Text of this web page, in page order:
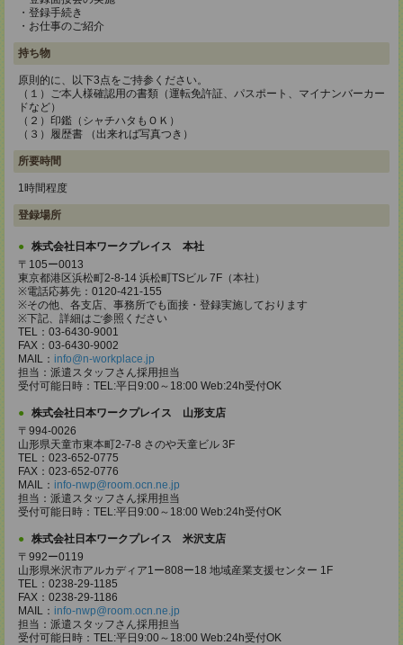
・登録手続き
・お仕事のご紹介
持ち物
原則的に、以下3点をご持参ください。
（１）ご本人様確認用の書類（運転免許証、パスポート、マイナンバーカー
ドなど）
（２）印鑑（シャチハタもＯＫ）
（３）履歴書 （出来れば写真つき）
所要時間
1時間程度
登録場所
株式会社日本ワークプレイス 本社
〒105ー0013
東京都港区浜松町2-8-14 浜松町TSビル 7F（本社）
※電話応募先：0120-421-155
※その他、各支店、事務所でも面接・登録実施しております
※下記、詳細はご参照ください
TEL：03-6430-9001
FAX：03-6430-9002
MAIL： info@n-workplace.jp
担当：派遣スタッフさん採用担当
受付可能日時：TEL:平日9:00～18:00 Web:24h受付OK
株式会社日本ワークプレイス 山形支店
〒994-0026
山形県天童市東本町2-7-8 さのや天童ビル 3F
TEL：023-652-0775
FAX：023-652-0776
MAIL： info-nwp@room.ocn.ne.jp
担当：派遣スタッフさん採用担当
受付可能日時：TEL:平日9:00～18:00 Web:24h受付OK
株式会社日本ワークプレイス 米沢支店
〒992ー0119
山形県米沢市アルカディア1ー808ー18 地域産業支援センター 1F
TEL：0238-29-1185
FAX：0238-29-1186
MAIL： info-nwp@room.ocn.ne.jp
担当：派遣スタッフさん採用担当
受付可能日時：TEL:平日9:00～18:00 Web:24h受付OK